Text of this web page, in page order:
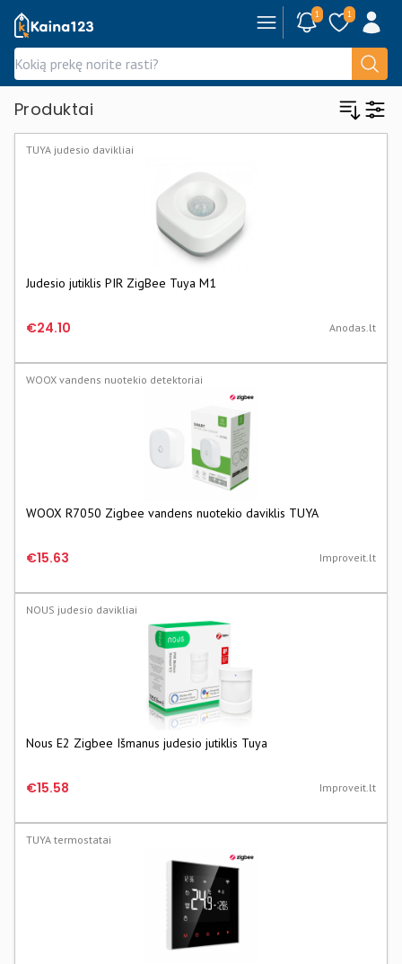
Kaina123.lt 1 1
Produktai
TUYA judesio davikliai
Judesio jutiklis PIR ZigBee Tuya M1
€24.10 Anodas.lt
WOOX vandens nuotekio detektoriai
WOOX R7050 Zigbee vandens nuotekio daviklis TUYA
€15.63 Improveit.lt
NOUS judesio davikliai
Nous E2 Zigbee Išmanus judesio jutiklis Tuya
€15.58 Improveit.lt
TUYA termostatai